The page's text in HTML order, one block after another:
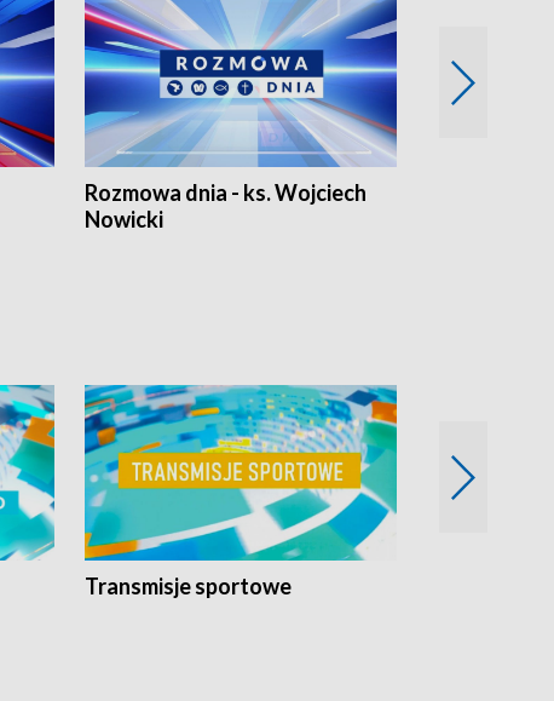
Rozmowa dnia - ks. Wojciech
Nowicki
Transmisje sportowe